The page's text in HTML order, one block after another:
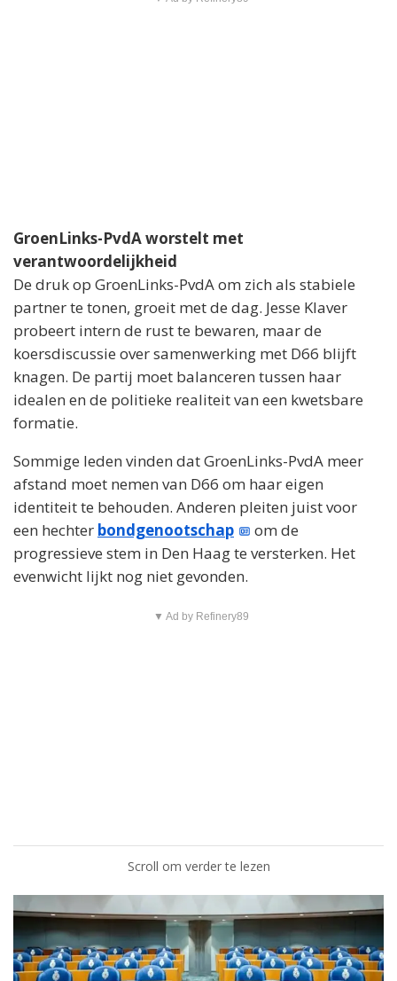
GroenLinks-PvdA worstelt met
verantwoordelijkheid
De druk op GroenLinks-PvdA om zich als stabiele
partner te tonen, groeit met de dag. Jesse Klaver
probeert intern de rust te bewaren, maar de
koersdiscussie over samenwerking met D66 blijft
knagen. De partij moet balanceren tussen haar
idealen en de politieke realiteit van een kwetsbare
formatie.
Sommige leden vinden dat GroenLinks-PvdA meer
afstand moet nemen van D66 om haar eigen
identiteit te behouden. Anderen pleiten juist voor
een hechter bondgenootschap
om de
progressieve stem in Den Haag te versterken. Het
evenwicht lijkt nog niet gevonden.
▼ Ad by Refinery89
Scroll om verder te lezen